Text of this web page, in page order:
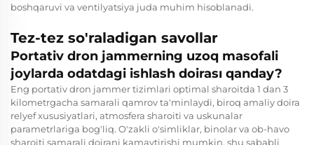
boshqaruvi va ventilyatsiya juda muhim hisoblanadi.
Tez-tez so'raladigan savollar
Portativ dron jammerning uzoq masofali
joylarda odatdagi ishlash doirası qanday?
Eng portativ dron jammer tizimlari optimal sharoitda 1 dan 3
kilometrgacha samarali qamrov ta'minlaydi, biroq amaliy doira
relyef xususiyatlari, atmosfera sharoiti va uskunalar
parametrlariga bog'liq. O'zakli o'simliklar, binolar va ob-havo
sharoiti samarali doirani kamaytirishi mumkin, shu sababli